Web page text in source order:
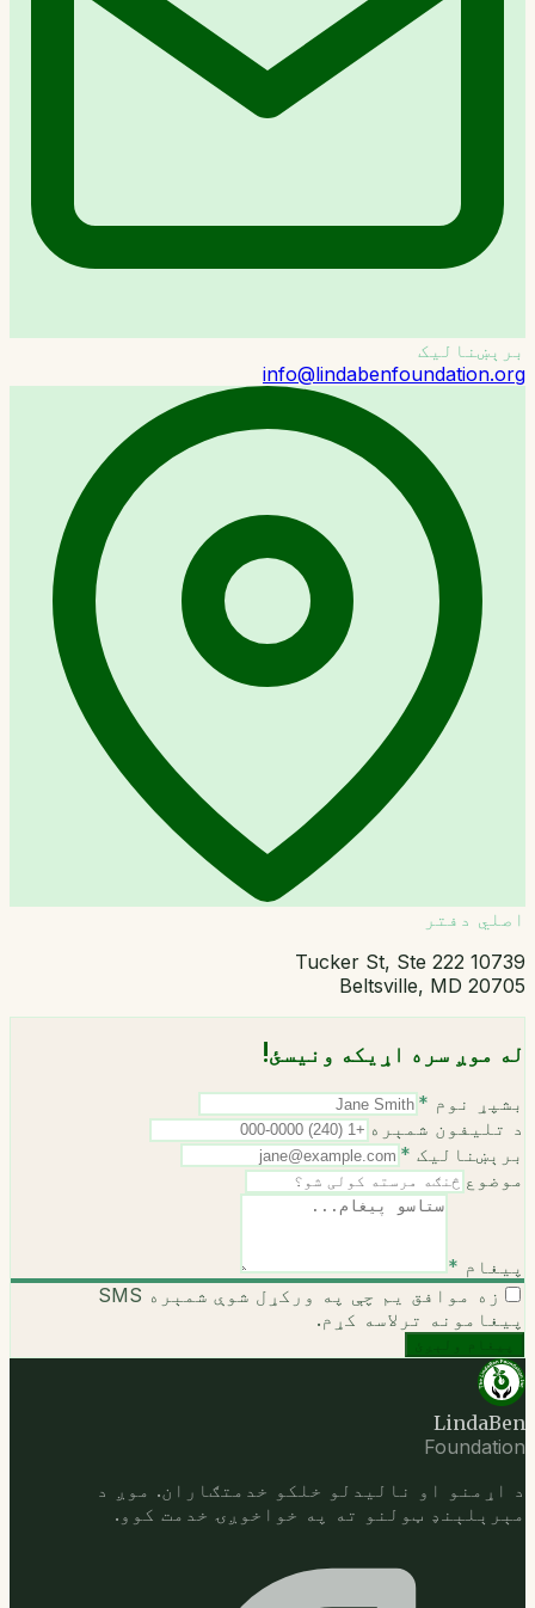
برېښنالیک
info@lindabenfoundation.org
اصلي دفتر
10739 Tucker St, Ste 222
Beltsville, MD 20705
له موږ سره اړیکه ونیسئ!
بشپړ نوم *
د تلیفون شمېره
برېښنالیک *
موضوع
پیغام *
زه موافق یم چې په ورکړل شوې شمېره SMS
پیغامونه ترلاسه کړم.
LindaBen
Foundation
د اړمنو او نالیدلو خلکو خدمتګاران. موږ د
مېرېلېنډ ټولنو ته په خواخوږۍ خدمت کوو.